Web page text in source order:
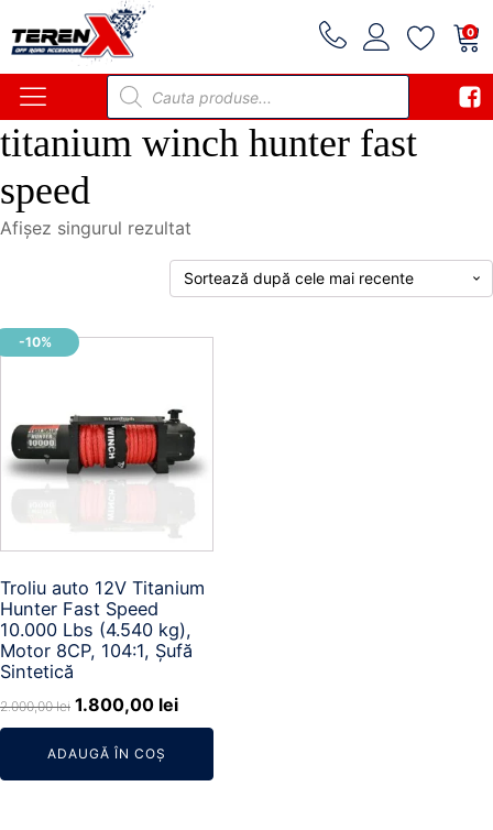
0
Products
search
titanium winch hunter fast
speed
Afișez singurul rezultat
-10%
Troliu auto 12V Titanium
Hunter Fast Speed
10.000 Lbs (4.540 kg),
Motor 8CP, 104:1, Șufă
Sintetică
2.000,00lei Prețul
inițial
a
fost:
1.800,00 leiPrețul
curent
1.800,00 lei.
ADAUGĂ ÎN COȘ